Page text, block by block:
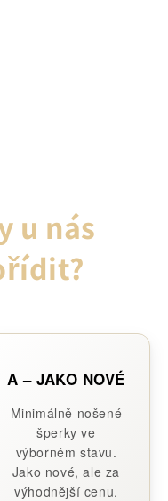
u nás
A – JAKO NOVÉ
Minimálně nošené
šperky ve
výborném stavu.
Jako nové, ale za
výhodnější cenu.